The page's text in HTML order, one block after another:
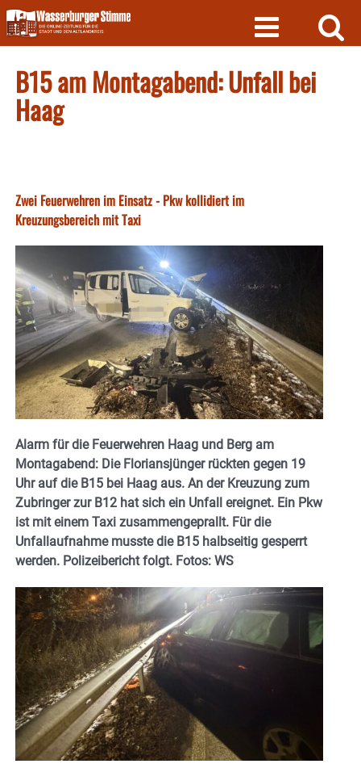
Skip
to
content
B15 am Montagabend: Unfall bei
Haag
Zwei Feuerwehren im Einsatz - Pkw kollidiert im
Kreuzungsbereich mit Taxi
Alarm für die Feuerwehren Haag und Berg am
Montagabend: Die Floriansjünger rückten gegen 19
Uhr auf die B15 bei Haag aus. An der Kreuzung zum
Zubringer zur B12 hat sich ein Unfall ereignet. Ein Pkw
ist mit einem Taxi zusammengeprallt. Für die
Unfallaufnahme musste die B15 halbseitig gesperrt
werden. Polizeibericht folgt. Fotos: WS